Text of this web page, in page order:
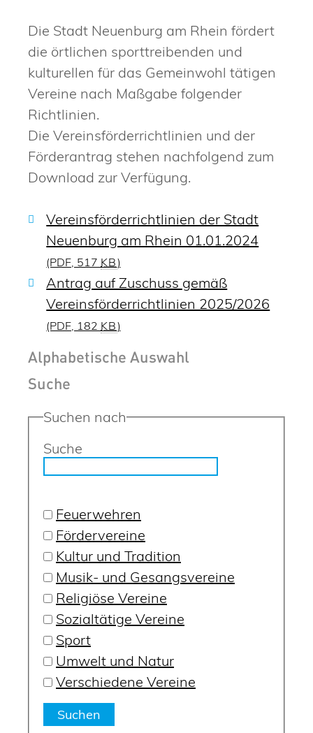
Die Stadt Neuenburg am Rhein fördert
die örtlichen sporttreibenden und
kulturellen für das Gemeinwohl tätigen
Vereine nach Maßgabe folgender
Richtlinien.
Die Vereinsförderrichtlinien und der
Förderantrag stehen nachfolgend zum
Download zur Verfügung.
Vereinsförderrichtlinien der Stadt
Neuenburg am Rhein 01.01.2024
(PDF, 517 KB)
Antrag auf Zuschuss gemäß
Vereinsförderrichtlinien 2025/2026
(PDF, 182 KB)
Alphabetische Auswahl
Suche
Suchen nach
Suche
Feuerwehren
Fördervereine
Kultur und Tradition
Musik- und Gesangsvereine
Religiöse Vereine
Sozialtätige Vereine
Sport
Umwelt und Natur
Verschiedene Vereine